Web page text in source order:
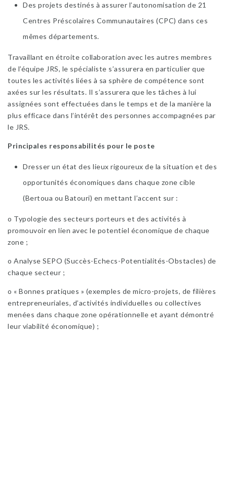
Des projets destinés à assurer l’autonomisation de 21
Centres Préscolaires Communautaires (CPC) dans ces
mêmes départements.
Travaillant en étroite collaboration avec les autres membres
de l’équipe JRS, le spécialiste s’assurera en particulier que
toutes les activités liées à sa sphère de compétence sont
axées sur les résultats. Il s’assurera que les tâches à lui
assignées sont effectuées dans le temps et de la manière la
plus efficace dans l’intérêt des personnes accompagnées par
le JRS.
Principales responsabilités pour le poste
Dresser un état des lieux rigoureux de la situation et des
opportunités économiques dans chaque zone cible
(Bertoua ou Batouri) en mettant l’accent sur :
o Typologie des secteurs porteurs et des activités à
promouvoir en lien avec le potentiel économique de chaque
zone ;
o Analyse SEPO (Succès-Echecs-Potentialités-Obstacles) de
chaque secteur ;
o « Bonnes pratiques » (exemples de micro-projets, de filières
entrepreneuriales, d’activités individuelles ou collectives
menées dans chaque zone opérationnelle et ayant démontré
leur viabilité économique) ;